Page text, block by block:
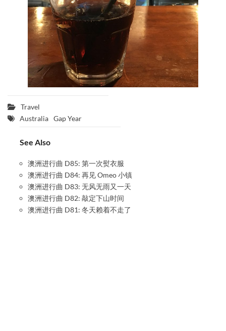
Travel
Australia Gap Year
See Also
澳洲进行曲 D85: 第一次熨衣服
澳洲进行曲 D84: 再见 Omeo 小镇
澳洲进行曲 D83: 无风无雨又一天
澳洲进行曲 D82: 敲定下山时间
澳洲进行曲 D81: 冬天赖着不走了